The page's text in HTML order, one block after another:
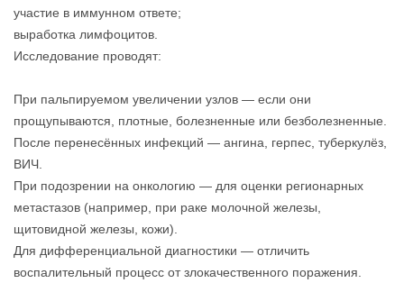
участие в иммунном ответе;
выработка лимфоцитов.
Исследование проводят:
При пальпируемом увеличении узлов — если они
прощупываются, плотные, болезненные или безболезненные.
После перенесённых инфекций — ангина, герпес, туберкулёз,
ВИЧ.
При подозрении на онкологию — для оценки регионарных
метастазов (например, при раке молочной железы,
щитовидной железы, кожи).
Для дифференциальной диагностики — отличить
воспалительный процесс от злокачественного поражения.